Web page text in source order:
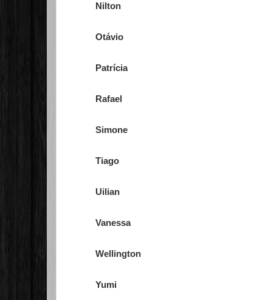
Nilton
Otávio
Patrícia
Rafael
Simone
Tiago
Uilian
Vanessa
Wellington
Yumi